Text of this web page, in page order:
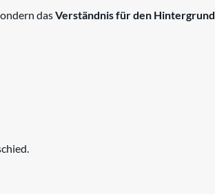
dasVerständnis für den Hintergrund